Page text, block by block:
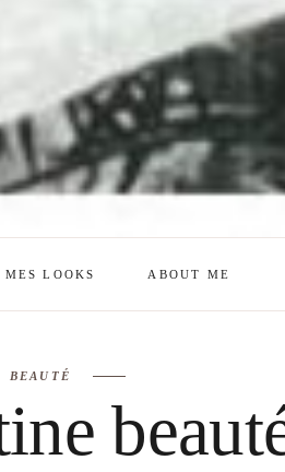
MES LOOKS ABOUT ME
Voilà Beauté
BEAUTÉ